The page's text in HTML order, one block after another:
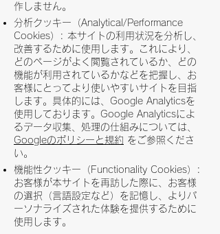
作しません。
分析クッキー（Analytical/Performance
Cookies）: 本サイトの利用状況を分析し、
改善するために使用します。これにより、
どのページがよく閲覧されているか、どの
機能が利用されているかなどを把握し、お
客様にとってより使いやすいサイトを目指
します。具体的には、Google Analyticsを
使用しております。Google Analyticsによ
るデータ収集、処理の仕組みについては、
Googleのポリシーと規約 をご参照くださ
い。
機能性クッキー（Functionality Cookies）:
お客様が本サイトを再訪した際に、お客様
の選択（言語設定など）を記憶し、よりパ
ーソナライズされた体験を提供するために
使用します。